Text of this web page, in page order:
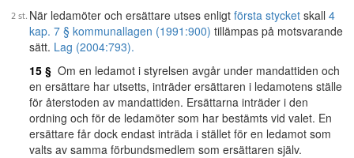
När ledamöter och ersättare utses enligt första stycket skall 4
kap. 7 § kommunallagen (1991:900) tillämpas på motsvarande
sätt. Lag (2004:793).
15 § Om en ledamot i styrelsen avgår under mandattiden och
en ersättare har utsetts, inträder ersättaren i ledamotens ställe
för återstoden av mandattiden. Ersättarna inträder i den
ordning och för de ledamöter som har bestämts vid valet. En
ersättare får dock endast inträda i stället för en ledamot som
valts av samma förbundsmedlem som ersättaren själv.